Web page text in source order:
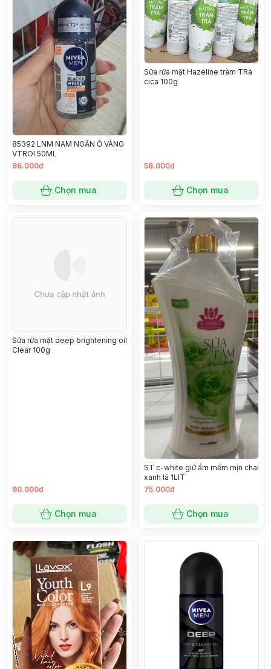
85392 LNM NAM NGĂN Ố VÀNG
VTROI 50ML
86.000đ
Chọn mua
Sữa rửa mặt Hazeline tràm TRà
cica 100g
58.000đ
Chọn mua
Sữa rửa mặt deep brightening oil
Clear 100g
90.000đ
Chọn mua
ST c-white giữ ẩm mềm mịn chai
xanh lá 1LIT
75.000đ
Chọn mua